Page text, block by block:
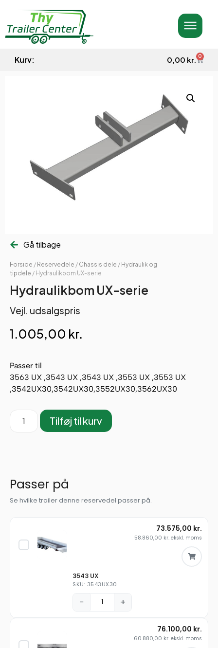
Kurv: 0,00 kr. 0
Gå tilbage
Forside / Reservedele / Chassis dele / Hydraulik og
tipdele / Hydraulikbom UX-serie
Hydraulikbom UX-serie
Vejl. udsalgspris
1.005,00 kr.
Passer til
3563 UX ,3543 UX ,3543 UX ,3553 UX ,3553 UX
,3542UX30,3542UX30,3552UX30,3562UX30
Tilføj til kurv
Passer på
Se hvilke trailer denne reservedel passer på.
3543 UX
SKU: 3543UX30
− +
73.575,00 kr.
58.860,00 kr. ekskl. moms
76.100,00 kr.
60.880,00 kr. ekskl. moms